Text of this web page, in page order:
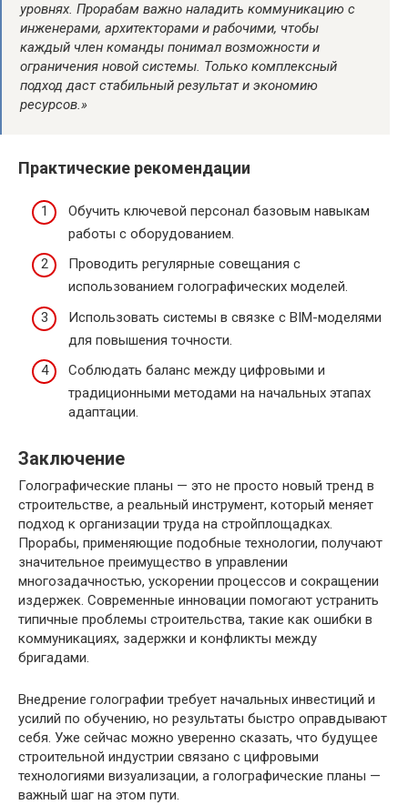
уровнях. Прорабам важно наладить коммуникацию с
инженерами, архитекторами и рабочими, чтобы
каждый член команды понимал возможности и
ограничения новой системы. Только комплексный
подход даст стабильный результат и экономию
ресурсов.»
Практические рекомендации
Обучить ключевой персонал базовым навыкам
работы с оборудованием.
Проводить регулярные совещания с
использованием голографических моделей.
Использовать системы в связке с BIM-моделями
для повышения точности.
Соблюдать баланс между цифровыми и
традиционными методами на начальных этапах
адаптации.
Заключение
Голографические планы — это не просто новый тренд в
строительстве, а реальный инструмент, который меняет
подход к организации труда на стройплощадках.
Прорабы, применяющие подобные технологии, получают
значительное преимущество в управлении
многозадачностью, ускорении процессов и сокращении
издержек. Современные инновации помогают устранить
типичные проблемы строительства, такие как ошибки в
коммуникациях, задержки и конфликты между
бригадами.
Внедрение голографии требует начальных инвестиций и
усилий по обучению, но результаты быстро оправдывают
себя. Уже сейчас можно уверенно сказать, что будущее
строительной индустрии связано с цифровыми
технологиями визуализации, а голографические планы —
важный шаг на этом пути.